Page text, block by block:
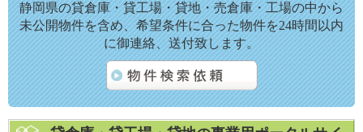
静岡県の貸倉庫・貸工場・貸地・売倉庫・工場の中から
未公開物件を含め、希望条件に合った物件を24時間以内
に御連絡、送付致します。